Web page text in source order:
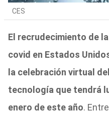
CES
El recrudecimiento de
covid en Estados
la celebración virtual
tecnología que tendrá
enero de este año.